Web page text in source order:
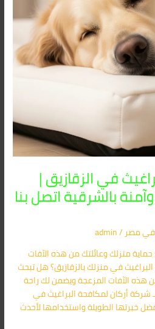
في الزقازيق |
بالشرقية اتصل بنا
في مصر/
admin
منزلك وعائلتك من هذه الآفات
في منزلك بالزقازيق؟ هل تبحث
الآفات المزعجة ويضمن لك راحة
شركة أركان لمكافحة البراغيث في
خبرتها الطويلة واستخدامها لأحدث